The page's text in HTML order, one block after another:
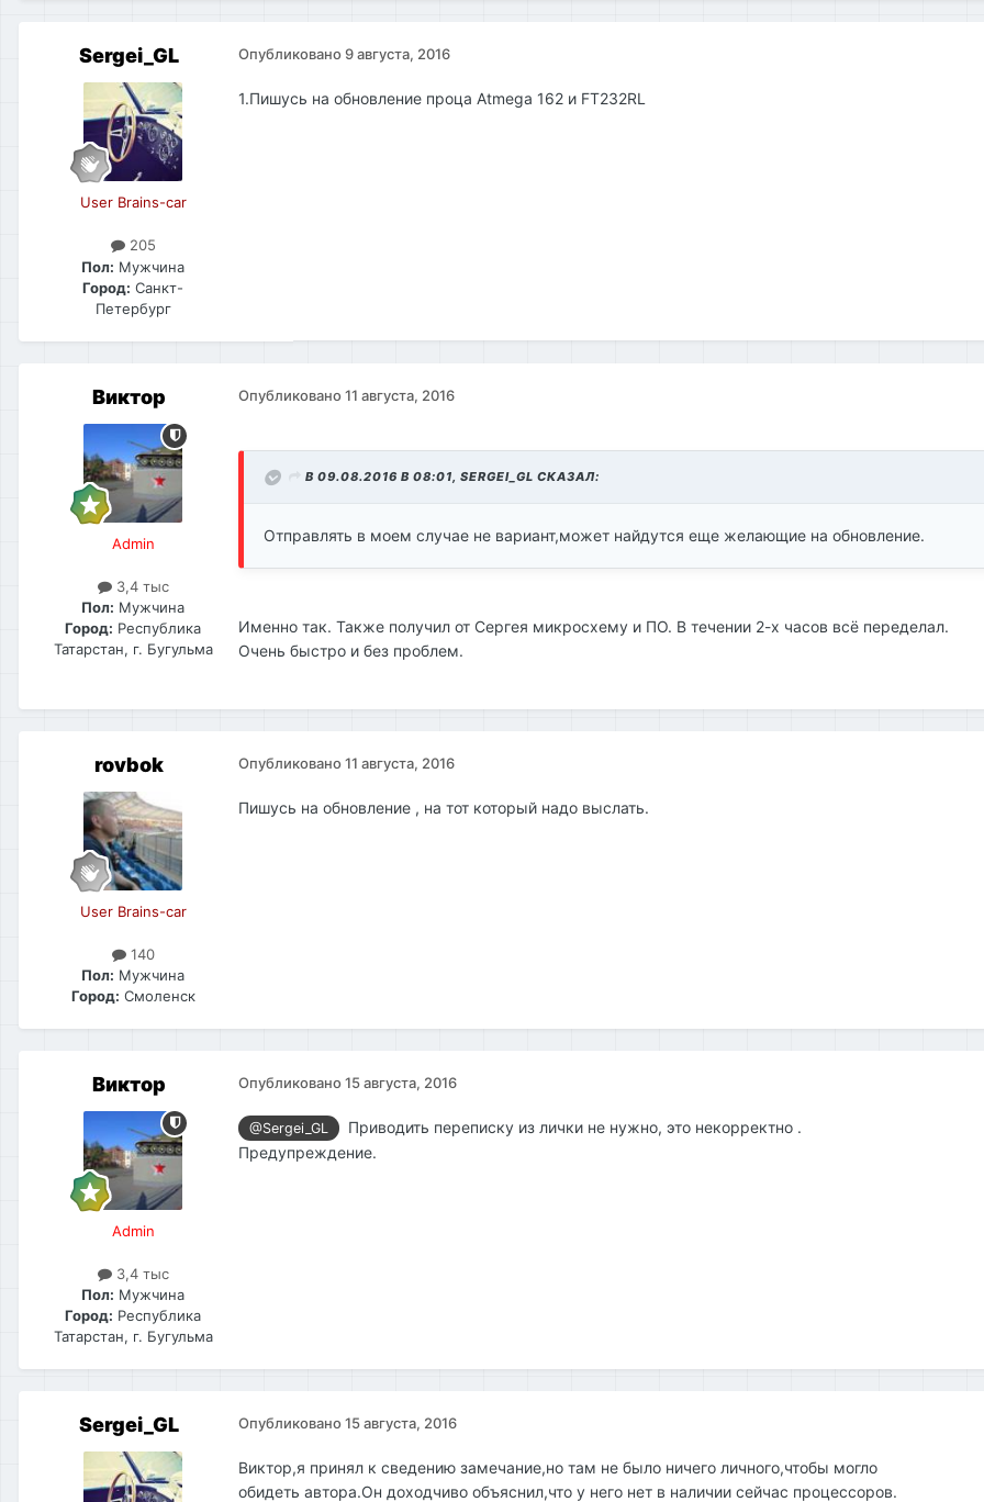
Sergei_GL
User Brains-car
205
Пол: Мужчина
Город: Cанкт-
Петербург
Опубликовано9 августа, 2016
1.Пишусь на обновление проца Atmega 162 и FT232RL
Виктор
Admin
3,4 тыс
Пол: Мужчина
Город: Республика
Татарстан, г. Бугульма
Опубликовано11 августа, 2016
В 09.08.2016 В 08:01, SERGEI_GL СКАЗАЛ:
Отправлять в моем случае не вариант,может найдутся еще желающие на обновление.
Именно так. Также получил от Сергея микросхему и ПО. В течении 2-х часов всё переделал.
Очень быстро и без проблем.
rovbok
User Brains-car
140
Пол: Мужчина
Город: Смоленск
Опубликовано11 августа, 2016
Пишусь на обновление , на тот который надо выслать.
Виктор
Admin
3,4 тыс
Пол: Мужчина
Город: Республика
Татарстан, г. Бугульма
Опубликовано15 августа, 2016
@Sergei_GL
Приводить переписку из лички не нужно, это некорректно .
Предупреждение.
Sergei_GL Опубликовано15 августа, 2016
Виктор,я принял к сведению замечание,но там не было ничего личного,чтобы могло
обидеть автора.Он доходчиво объяснил,что у него нет в наличии сейчас процессоров.